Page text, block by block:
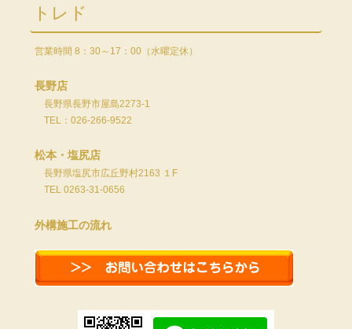
トレド
営業時間 8：30～17：00（水曜定休）
長野店
長野県長野市屋島2273-1
TEL：026-266-9522
松本・塩尻店
長野県塩尻市広丘野村2163 １F
TEL 0263-31-0656
外構施工の流れ